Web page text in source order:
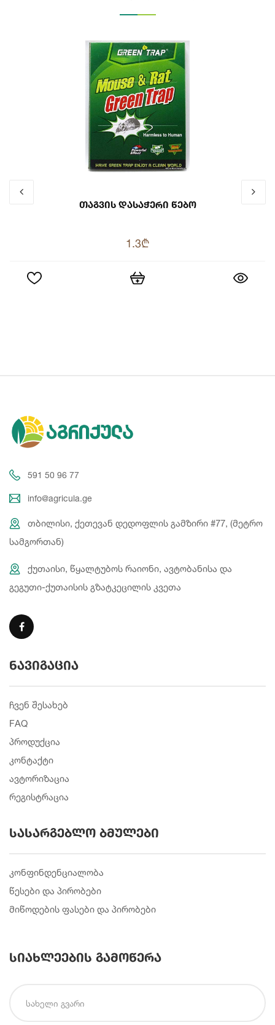
Თაგვის Დასაჭერი Წებო
1.3₾
591 50 96 77
info@agricula.ge
თბილისი, ქეთევან დედოფლის გამზირი #77, (მეტრო
სამგორთან)
ქუთაისი, წყალტუბოს რაიონი, ავტობანისა და
გეგუთი-ქუთაისის გზატკეცილის კვეთა
ნავიგაცია
ჩვენ შესახებ
FAQ
პროდუქცია
კონტაქტი
ავტორიზაცია
რეგისტრაცია
სასარგებლო ბმულები
კონფინდენციალობა
წესები და პირობები
მიწოდების ფასები და პირობები
სიახლეების გამოწერა